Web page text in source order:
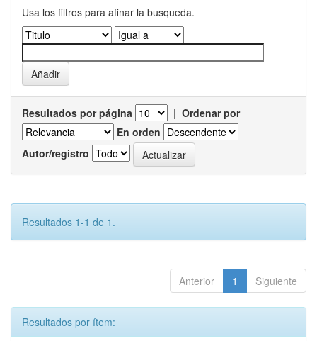
Usa los filtros para afinar la busqueda.
Resultados por página | Ordenar por
En orden
Autor/registro
Resultados 1-1 de 1.
Anterior 1 Siguiente
Resultados por ítem: